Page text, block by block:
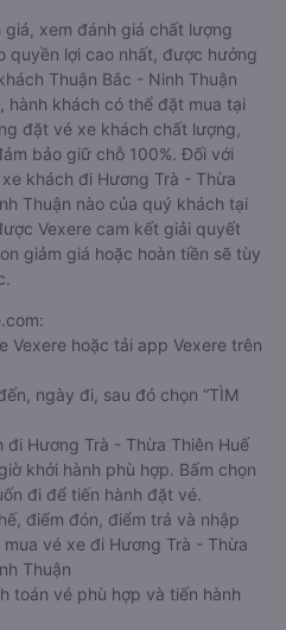
xem đánh giá chất lượng
quyền lợi cao nhất, được hưởng
Thuận Bắc - Ninh Thuận
hành khách có thể đặt mua tại
đặt vé xe khách chất lượng,
bảo giữ chỗ 100%. Đối với
khách đi Hương Trà - Thừa
Thuận nào của quý khách tại
Vexere cam kết giải quyết
giảm giá hoặc hoàn tiền sẽ tùy
Vexere hoặc tải app Vexere trên
ngày đi, sau đó chọn “TÌM
Hương Trà - Thừa Thiên Huế
khởi hành phù hợp. Bấm chọn
đi để tiến hành đặt vé.
điểm đón, điểm trả và nhập
vé xe đi Hương Trà - Thừa
Thuận
toán vé phù hợp và tiến hành